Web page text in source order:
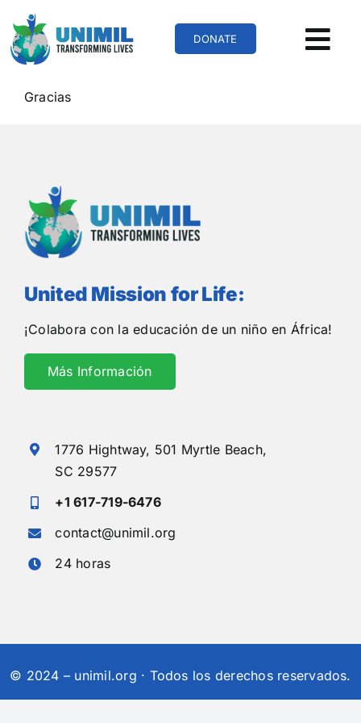
content
DONATE
Gracias
United Mission for Life:
¡Colabora con la educación de un niño en África!
Más Información
1776 Hightway, 501 Myrtle Beach,
SC 29577
+1 617-719-6476
contact@unimil.org
24 horas
© 2024 – unimil.org · Todos los derechos reservados.